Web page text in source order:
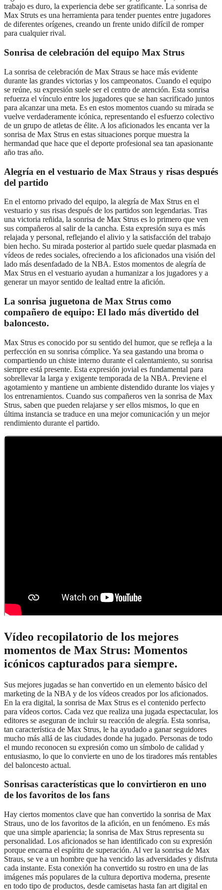
trabajo es duro, la experiencia debe ser gratificante. La sonrisa de
Max Struts es una herramienta para tender puentes entre jugadores
de diferentes orígenes, creando un frente unido difícil de romper
para cualquier rival.
Sonrisa de celebración del equipo Max Strus
La sonrisa de celebración de Max Straus se hace más evidente
durante las grandes victorias y los campeonatos. Cuando el equipo
se reúne, su expresión suele ser el centro de atención. Esta sonrisa
refuerza el vínculo entre los jugadores que se han sacrificado juntos
para alcanzar una meta. Es en estos momentos cuando su mirada se
vuelve verdaderamente icónica, representando el esfuerzo colectivo
de un grupo de atletas de élite. A los aficionados les encanta ver la
sonrisa de Max Strus en estas situaciones porque muestra la
hermandad que hace que el deporte profesional sea tan apasionante
año tras año.
Alegría en el vestuario de Max Straus y risas después
del partido
En el entorno privado del equipo, la alegría de Max Strus en el
vestuario y sus risas después de los partidos son legendarias. Tras
una victoria reñida, la sonrisa de Max Strus es lo primero que ven
sus compañeros al salir de la cancha. Esta expresión suya es más
relajada y personal, reflejando el alivio y la satisfacción del trabajo
bien hecho. Su mirada posterior al partido suele quedar plasmada en
vídeos de redes sociales, ofreciendo a los aficionados una visión del
lado más desenfadado de la NBA. Estos momentos de alegría de
Max Strus en el vestuario ayudan a humanizar a los jugadores y a
generar un mayor sentido de lealtad entre la afición.
La sonrisa juguetona de Max Strus como
compañero de equipo: El lado más divertido del
baloncesto.
Max Strus es conocido por su sentido del humor, que se refleja a la
perfección en su sonrisa cómplice. Ya sea gastando una broma o
compartiendo un chiste interno durante el calentamiento, su sonrisa
siempre está presente. Esta expresión jovial es fundamental para
sobrellevar la larga y exigente temporada de la NBA. Previene el
agotamiento y mantiene un ambiente distendido durante los viajes y
los entrenamientos. Cuando sus compañeros ven la sonrisa de Max
Strus, saben que pueden relajarse y ser ellos mismos, lo que en
última instancia se traduce en una mejor comunicación y un mejor
rendimiento durante el partido.
Vídeo recopilatorio de los mejores
momentos de Max Strus: Momentos
icónicos capturados para siempre.
Sus mejores jugadas se han convertido en un elemento básico del
marketing de la NBA y de los vídeos creados por los aficionados.
En la era digital, la sonrisa de Max Strus es el contenido perfecto
para vídeos cortos. Cada vez que realiza una jugada espectacular, los
editores se aseguran de incluir su reacción de alegría. Esta sonrisa,
tan característica de Max Strus, le ha ayudado a ganar seguidores
mucho más allá de las ciudades donde ha jugado. Personas de todo
el mundo reconocen su expresión como un símbolo de calidad y
entusiasmo, lo que lo convierte en uno de los tiradores más rentables
del baloncesto actual.
Sonrisas características que lo convirtieron en uno
de los favoritos de los fans
Hay ciertos momentos clave que han convertido la sonrisa de Max
Straus, uno de los favoritos de la afición, en un fenómeno. Es más
que una simple apariencia; la sonrisa de Max Strus representa su
personalidad. Los aficionados se han identificado con su expresión
porque encarna el espíritu de superación. Al ver la sonrisa de Max
Straus, se ve a un hombre que ha vencido las adversidades y disfruta
cada instante. Esta conexión ha convertido su rostro en una de las
imágenes más populares de la cultura deportiva moderna, presente
en todo tipo de productos, desde camisetas hasta fan art digital en